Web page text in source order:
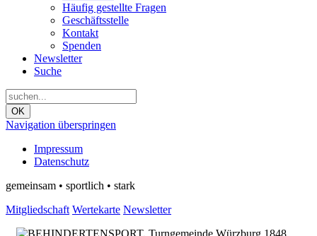
Häufig gestellte Fragen
Geschäftsstelle
Kontakt
Spenden
Newsletter
Suche
OK
Navigation überspringen
Impressum
Datenschutz
gemeinsam • sportlich • stark
Mitgliedschaft Wertekarte Newsletter